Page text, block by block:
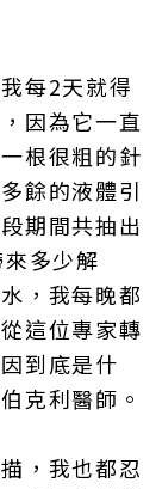
每2天就得
因為它一直
根很粗的針
餘的液體引
期間共抽出
多少解
，我每晚都
這位專家轉
到底是什
克利醫師。
，我也都忍